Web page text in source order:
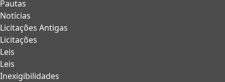
Pautas
Notícias
Licitações Antigas
Licitações
Leis
Leis
Inexigibilidades